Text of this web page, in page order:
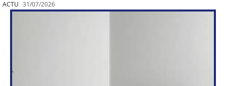
ACTU 31/07/2026